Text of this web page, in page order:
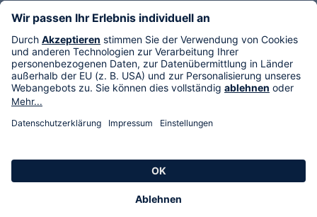
Im TV
HSE International